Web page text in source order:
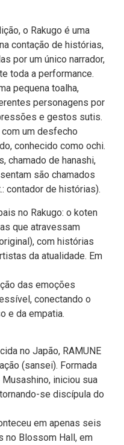
o Rakugo é uma
contação de histórias,
por um único narrador,
toda a performance.
pequena toalha,
personagens por
e gestos sutis.
um desfecho
conhecido como ochi.
chamado de hanashi,
são chamados
contador de histórias).
no Rakugo: o koten
que atravessam
com histórias
da atualidade. Em
das emoções
conectando o
e da empatia.
no Japão, RAMUNE
(sansei). Formada
iniciou sua
se discípula do
em apenas seis
no Blossom Hall, em